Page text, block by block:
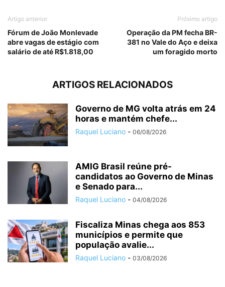
Artigo anterior
Fórum de João Monlevade
abre vagas de estágio com
salário de até R$1.818,00
Próximo artigo
Operação da PM fecha BR-
381 no Vale do Aço e deixa
um foragido morto
ARTIGOS RELACIONADOS
Governo de MG volta atrás em 24
horas e mantém chefe...
Raquel Luciano - 06/08/2026
AMIG Brasil reúne pré-
candidatos ao Governo de Minas
e Senado para...
Raquel Luciano - 04/08/2026
Fiscaliza Minas chega aos 853
municípios e permite que
população avalie...
Raquel Luciano - 03/08/2026